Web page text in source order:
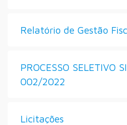
Relatório de Gestão
PROCESSO SELETIVO
002/2022
Licitações